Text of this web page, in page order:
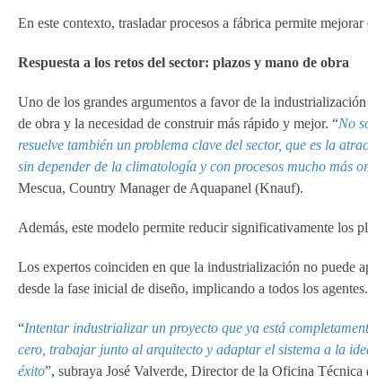
En este contexto, trasladar procesos a fábrica permite
Respuesta a los retos del sector: plazos y mano de obra
Uno de los grandes argumentos a favor de la
de obra y la necesidad de construir más rápido y mejor. “No
resuelve también un problema clave del sector, que es la
sin depender de la climatología y con procesos mucho más
Mescua, Country Manager de Aquapanel (Knauf).
Además, este modelo permite reducir significativamente los
Los expertos coinciden en que la industrialización no puede
desde la fase inicial de diseño, implicando a todos los agentes.
“Intentar industrializar un proyecto que ya está
cero, trabajar junto al arquitecto y adaptar el sistema a la
éxito”, subraya José Valverde, Director de la Oficina